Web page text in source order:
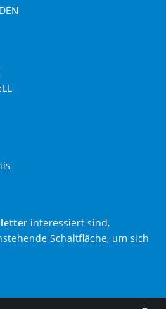
interessiert sind,
Schaltfläche, um sich